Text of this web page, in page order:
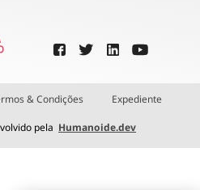
& Condições Expediente
pela Humanoide.dev